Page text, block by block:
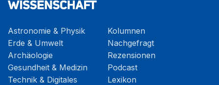
Astronomie & Physik
Erde & Umwelt
Archäologie
Gesundheit & Medizin
Technik & Digitales
Kolumnen
Nachgefragt
Rezensionen
Podcast
Lexikon